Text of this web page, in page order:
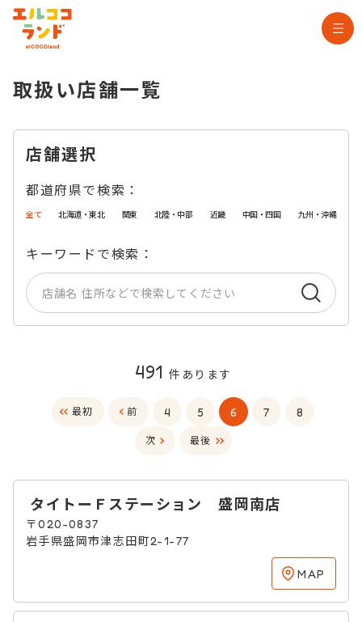
取扱い店舗一覧
店舗選択
都道府県で検索：
全て 北海道・東北 関東 北陸・中部 近畿 中国・四国 九州・沖縄
キーワードで検索：
491 件あります
最初 前 4 5 6 7 8
次 最後
タイトーＦステーション 盛岡南店
〒020-0837
岩手県盛岡市津志田町2-1-77
MAP